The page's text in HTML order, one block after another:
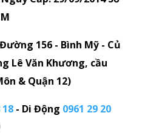
156 - Bình Mỹ - Củ
Lê Văn Khương, cầu
& Quận 12)
18 - Di Động 0961 29 20